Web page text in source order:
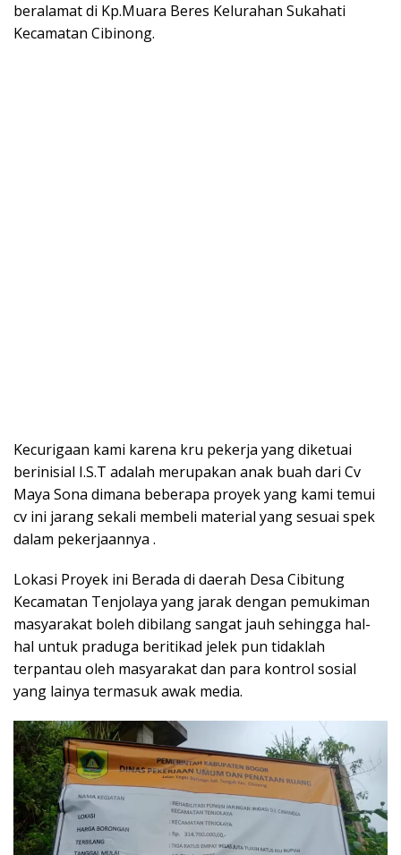
beralamat di Kp.Muara Beres Kelurahan Sukahati
Kecamatan Cibinong.
Kecurigaan kami karena kru pekerja yang diketuai
berinisial I.S.T adalah merupakan anak buah dari Cv
Maya Sona dimana beberapa proyek yang kami temui
cv ini jarang sekali membeli material yang sesuai spek
dalam pekerjaannya .
Lokasi Proyek ini Berada di daerah Desa Cibitung
Kecamatan Tenjolaya yang jarak dengan pemukiman
masyarakat boleh dibilang sangat jauh sehingga hal-
hal untuk praduga beritikad jelek pun tidaklah
terpantau oleh masyarakat dan para kontrol sosial
yang lainya termasuk awak media.